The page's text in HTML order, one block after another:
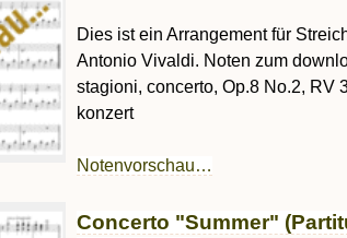
Dies ist ein Arrangement für
Antonio Vivaldi. Noten zum
stagioni, concerto, Op.8 No.2, RV
konzert
Notenvorschau…
Concerto "Summer"